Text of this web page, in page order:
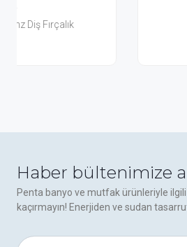
Pc5306 Capella
Haber bültenimize
Penta banyo ve mutfak ürünleriyle
kaçırmayın! Enerjiden ve sudan